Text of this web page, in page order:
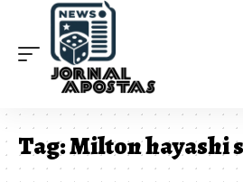
Tag:Milton hayashi